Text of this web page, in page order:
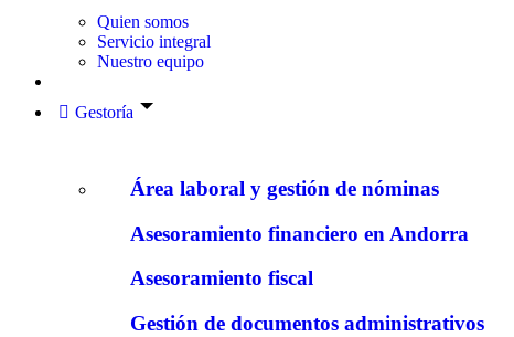
Quien somos
Servicio integral
Nuestro equipo
Gestoría
Área laboral y gestión de nóminas
Asesoramiento financiero en Andorra
Asesoramiento fiscal
Gestión de documentos administrativos